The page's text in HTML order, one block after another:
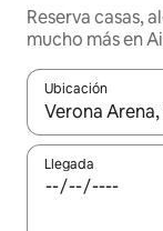
Reserva casas,
mucho más en
Ubicación
Cuando los
Llegada